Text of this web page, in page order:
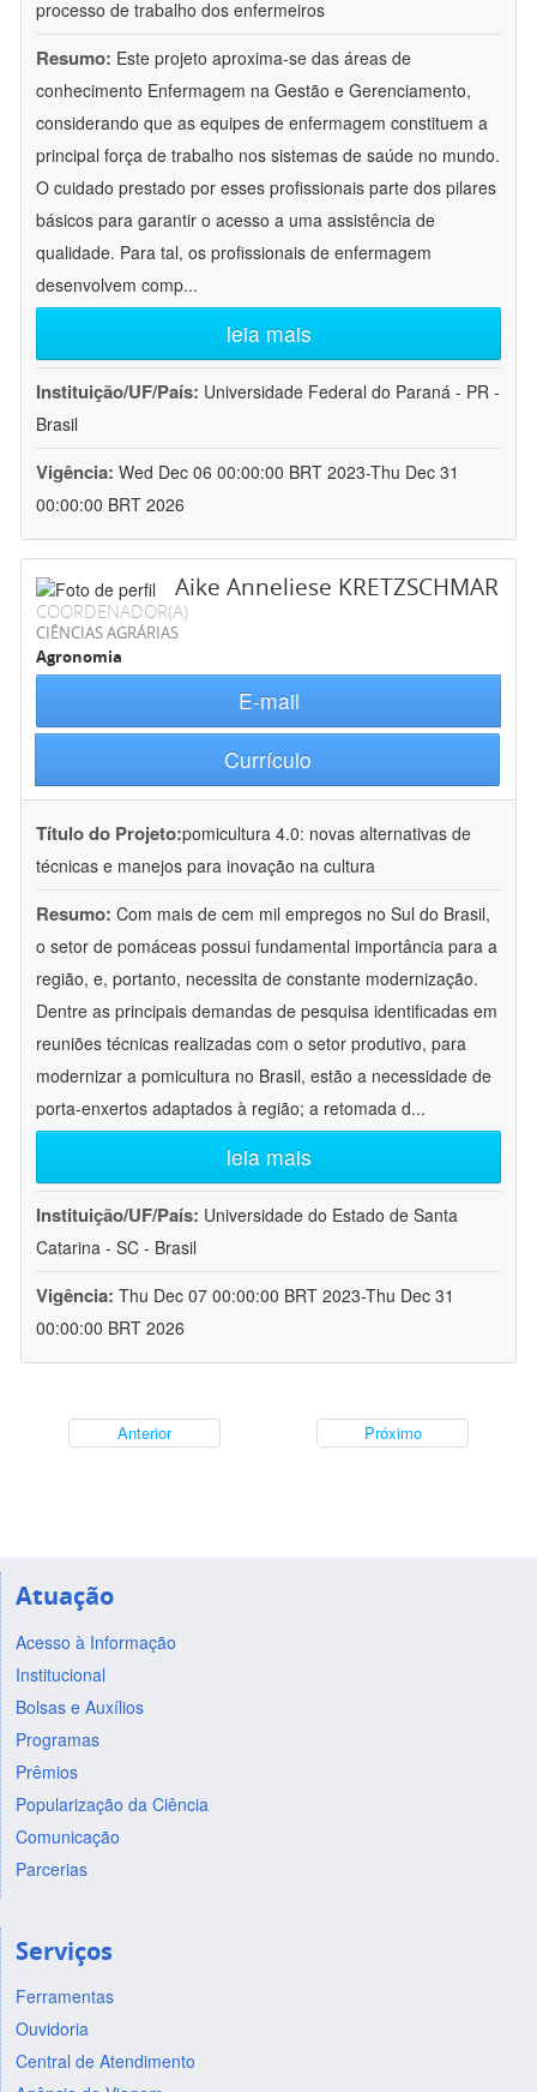
processo de trabalho dos enfermeiros
Resumo: Este projeto aproxima-se das áreas de
conhecimento Enfermagem na Gestão e Gerenciamento,
considerando que as equipes de enfermagem constituem a
principal força de trabalho nos sistemas de saúde no mundo.
O cuidado prestado por esses profissionais parte dos pilares
básicos para garantir o acesso a uma assistência de
qualidade. Para tal, os profissionais de enfermagem
desenvolvem comp...
leia mais
Instituição/UF/País: Universidade Federal do Paraná - PR -
Brasil
Vigência: Wed Dec 06 00:00:00 BRT 2023-Thu Dec 31
00:00:00 BRT 2026
Aike Anneliese KRETZSCHMAR
COORDENADOR(A)
CIÊNCIAS AGRÁRIAS
Agronomia
E-mail
Currículo
Título do Projeto:pomicultura 4.0: novas alternativas de
técnicas e manejos para inovação na cultura
Resumo: Com mais de cem mil empregos no Sul do Brasil,
o setor de pomáceas possui fundamental importância para a
região, e, portanto, necessita de constante modernização.
Dentre as principais demandas de pesquisa identificadas em
reuniões técnicas realizadas com o setor produtivo, para
modernizar a pomicultura no Brasil, estão a necessidade de
porta-enxertos adaptados à região; a retomada d...
leia mais
Instituição/UF/País: Universidade do Estado de Santa
Catarina - SC - Brasil
Vigência: Thu Dec 07 00:00:00 BRT 2023-Thu Dec 31
00:00:00 BRT 2026
Anterior Próximo
Atuação
Acesso à Informação
Institucional
Bolsas e Auxílios
Programas
Prêmios
Popularização da Ciência
Comunicação
Parcerias
Serviços
Ferramentas
Ouvidoria
Central de Atendimento